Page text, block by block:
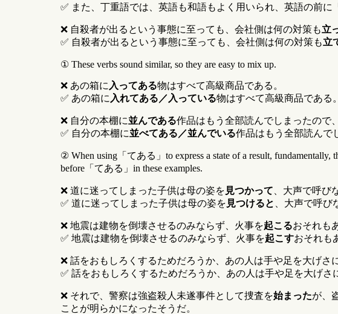
✅ また、丁重語では、英語も和語もよく用いられ、英語の前に
❌ 自殺者が出るという事態に至っても、会社側は何の対策も立
✅ 自殺者が出るという事態に至っても、会社側は何の対策も立
① These verbs sound similar, so they are easy to mix up.
❌ あの箱に 入ってある物はすべて高級商品である。
✅ あの箱に 入れてある／入っている物はすべて高級商品である。
❌ 自分の本棚に並んである作品はもう全部読んでしまったので
✅ 自分の本棚に並べてある／並んでいる作品はもう全部読んで
② When using「てある」to express a state of a result,
before「てある」in these examples.
❌ 道に迷ってしまった子供は母の姿を 見つかって 、大声で呼び
✅ 道に迷ってしまった子供は母の姿を 見つけると 、大声で呼び
❌ 地震は建物を倒壊させるのみならず、火事を起こるおそれも
✅ 地震は建物を倒壊させるのみならず、火事を起こすおそれも
❌ 話をおもしろくするためだろうか、あの人は手や足を大げさ
✅ 話をおもしろくするためだろうか、あの人は手や足を大げさ
❌ それで、警察は強盗殺人未遂事件として捜査を始まったが、
ことが明らかになったそうだ。